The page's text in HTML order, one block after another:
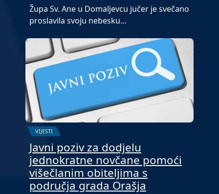
Župa Sv. Ane u Domaljevcu jučer je svečano
proslavila svoju nebesku…
VIJESTI
Javni poziv za dodjelu
jednokratne novčane pomoći
višečlanim obiteljima s
područja grada Orašja